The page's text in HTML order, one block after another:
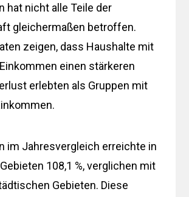
hat nicht alle Teile der
gleichermaßen betroffen.
zeigen, dass Haushalte mit
einen stärkeren
erlebten als Gruppen mit
im Jahresvergleich erreichte in
108,1 %, verglichen mit
Gebieten. Diese